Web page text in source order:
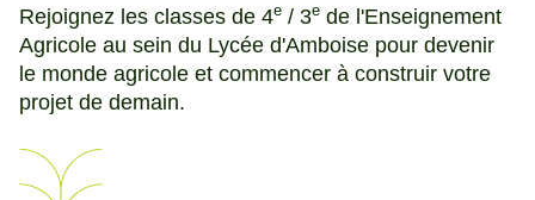
Rejoignez les classes de 4e / 3e de l'Enseignement
Agricole au sein du Lycée d'Amboise pour devenir
le monde agricole et commencer à construir votre
projet de demain.